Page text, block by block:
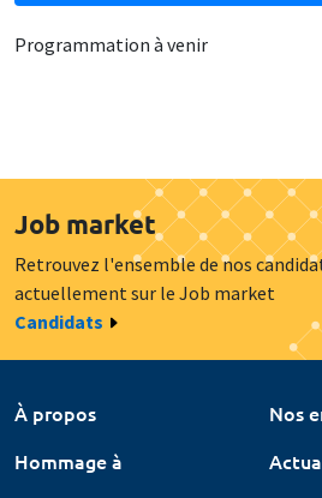
Programmation à venir
Job market
Retrouvez l'ensemble de nos
actuellement sur le Job market
Candidats
À propos
Nos
Hommage à